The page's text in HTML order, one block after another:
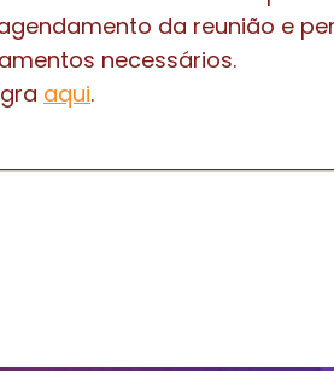
da reunião e
necessários.
aqui.